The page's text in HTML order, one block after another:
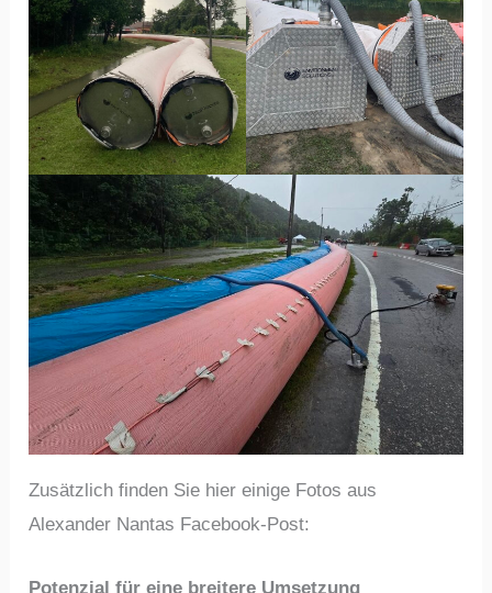
Zusätzlich finden Sie hier einige Fotos aus
Alexander Nantas Facebook-Post:
Potenzial für eine breitere Umsetzung